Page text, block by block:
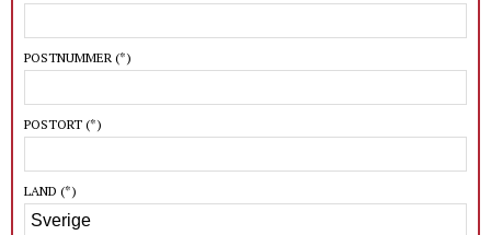
POSTNUMMER (*)
POSTORT (*)
LAND (*)